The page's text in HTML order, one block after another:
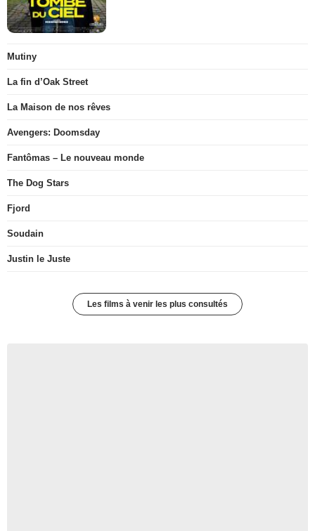
Mutiny
La fin d’Oak Street
La Maison de nos rêves
Avengers: Doomsday
Fantômas – Le nouveau monde
The Dog Stars
Fjord
Soudain
Justin le Juste
Les films à venir les plus consultés